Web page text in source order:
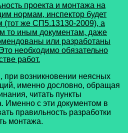
проекта и монтажа на
нормам, инспектор будет
(тот же СП5.13130-2009), а
то иным документам, даже
или разработаны
необходимо обязательно
работ.
возникновении неясных
именно дословно, обращая
читать пункты
Именно с эти документом в
правильность разработки
монтажа.